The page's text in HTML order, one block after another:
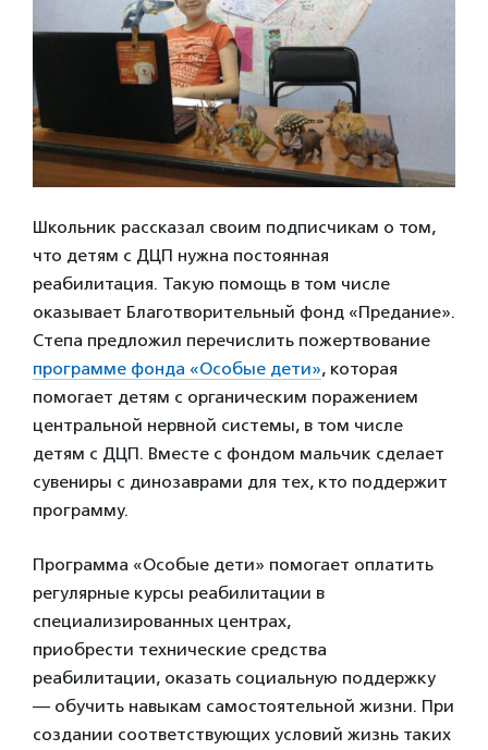
Школьник рассказал своим подписчикам о том,
что детям с ДЦП нужна постоянная
реабилитация. Такую помощь в том числе
оказывает Благотворительный фонд «Предание».
Степа предложил перечислить пожертвование
программе фонда «Особые дети», которая
помогает детям с органическим поражением
центральной нервной системы, в том числе
детям с ДЦП. Вместе с фондом мальчик сделает
сувениры с динозаврами для тех, кто поддержит
программу.
Программа «Особые дети» помогает оплатить
регулярные курсы реабилитации в
специализированных центрах,
приобрести технические средства
реабилитации, оказать социальную поддержку
— обучить навыкам самостоятельной жизни. При
создании соответствующих условий жизнь таких